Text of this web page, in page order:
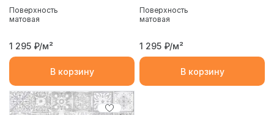
Поверхность
матовая
1 295 ₽/м²
В корзину
Поверхность
матовая
1 295 ₽/м²
В корзину